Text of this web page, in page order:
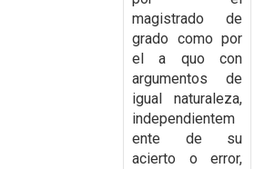
magistrado de
grado como por
el a quo con
argumentos de
igual naturaleza,
independientem
ente de su
acierto o error,